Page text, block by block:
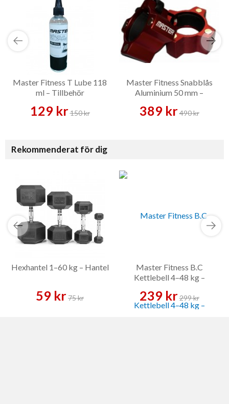
Master Fitness T Lube 118
ml – Tillbehör
129 kr150 kr
Master Fitness Snabblås
Aluminium 50 mm –
389 kr490 kr
Rekommenderat för dig
Hexhantel 1–60 kg – Hantel
59 kr75 kr
Master Fitness B.C
Kettlebell 4–48 kg –
239 kr299 kr